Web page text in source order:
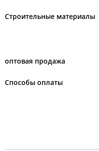
Строительные материалы
оптовая продажа
Способы оплаты